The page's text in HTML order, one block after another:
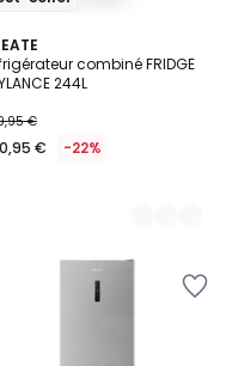
combiné FRIDGE
244L
€
€ -22%